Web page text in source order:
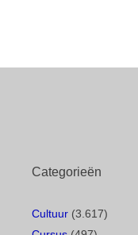
Categorieën
Cultuur (3.617)